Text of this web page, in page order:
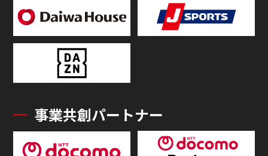
事業共創パートナー